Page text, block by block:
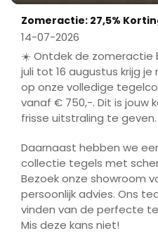
Play Mute
Zomeractie: 27,5%
14-07-2026
☀️ Ontdek de zomeractie
juli tot 16 augustus krijg
op onze volledige
vanaf € 750,-. Dit is jouw
frisse uitstraling te geven.
Daarnaast hebben we
collectie tegels met
Bezoek onze showroom
persoonlijk advies. Ons
vinden van de perfecte
Mis deze kans niet!